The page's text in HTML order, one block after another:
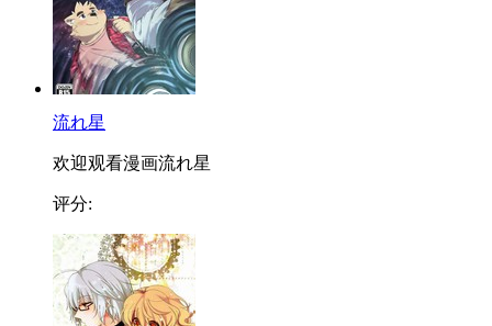
流れ星
欢迎观看漫画流れ星
评分: